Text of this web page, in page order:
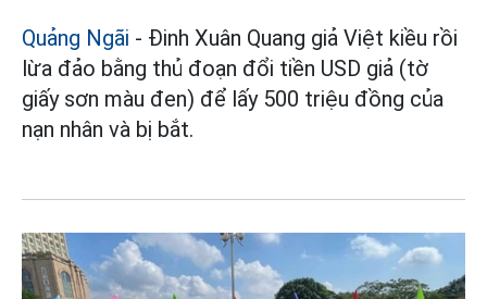
Quảng Ngãi - Đinh Xuân Quang giả Việt kiều rồi
lừa đảo bằng thủ đoạn đổi tiền USD giả (tờ
giấy sơn màu đen) để lấy 500 triệu đồng của
nạn nhân và bị bắt.